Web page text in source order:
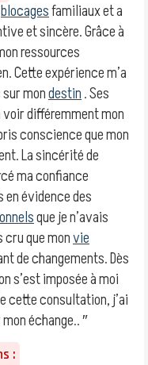
blocagesfamiliaux et a
et sincère. Grâce à
ressources
Cette expérience m’a
mondestin. Ses
voir différemment mon
conscience que mon
La sincérité de
ma confiance
évidence des
que je n’avais
cru que monvie
de changements. Dès
s’est imposée à moi
cette consultation, j’ai
échange.. ″
: